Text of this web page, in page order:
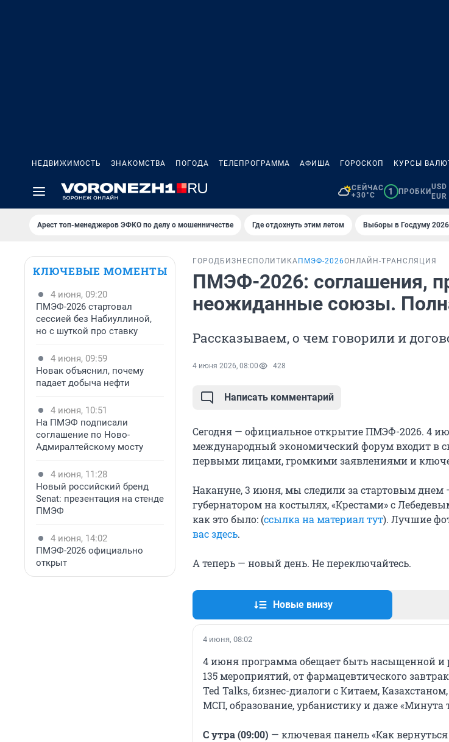
НЕДВИЖИМОСТЬ ЗНАКОМСТВА ПОГОДА ТЕЛЕПРОГРАММА АФИША ГОРОСКОП КУРСЫ
СЕЙЧАС
+30°C
1 ПРОБКИ
Арест топ-менеджеров ЭФКО по делу о мошенничестве Где отдохнуть этим летом Выборы в Госдуму 2026
КЛЮЧЕВЫЕ МОМЕНТЫ
4 июня, 09:20
ПМЭФ-2026 стартовал
сессией без Набиуллиной,
но с шуткой про ставку
4 июня, 09:59
Новак объяснил, почему
падает добыча нефти
4 июня, 10:51
На ПМЭФ подписали
соглашение по Ново-
Адмиралтейскому мосту
4 июня, 11:28
Новый российский бренд
Senat: презентация на стенде
ПМЭФ
4 июня, 14:02
ПМЭФ-2026 официально
открыт
ГОРОД БИЗНЕС ПОЛИТИКА ПМЭФ-2026ОНЛАЙН-ТРАНСЛЯЦИЯ
ПМЭФ-2026: соглашения,
неожиданные союзы.
Рассказываем, о чем говорили и
4 июня 2026, 08:00 428
Написать комментарий
Сегодня — официальное открытие ПМЭФ-2026. 4
международный экономический форум входит в
первыми лицами, громкими заявлениями и
Накануне, 3 июня, мы следили за стартовым днем
губернатором на костылях, «Крестами» с
как это было: (ссылка на материал тут). Лучшие
вас здесь.
А теперь — новый день. Не переключайтесь.
Новые внизу
4 июня, 08:02
4 июня программа обещает быть насыщенной и
135 мероприятий, от фармацевтического
Ted Talks, бизнес-диалоги с Китаем,
МСП, образование, урбанистику и даже «Минута
С утра (09:00) — ключевая панель «Как